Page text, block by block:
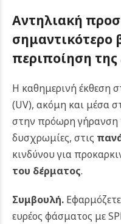
Αντηλιακή
σημαντικότερο
περιποίηση της
Η καθημερινή έκθεση
(UV), ακόμη και μέσα
στην πρόωρη γήρανση
δυσχρωμίες, στις
κινδύνου για
του δέρματος.
Συμβουλή.
ευρέος φάσματος με